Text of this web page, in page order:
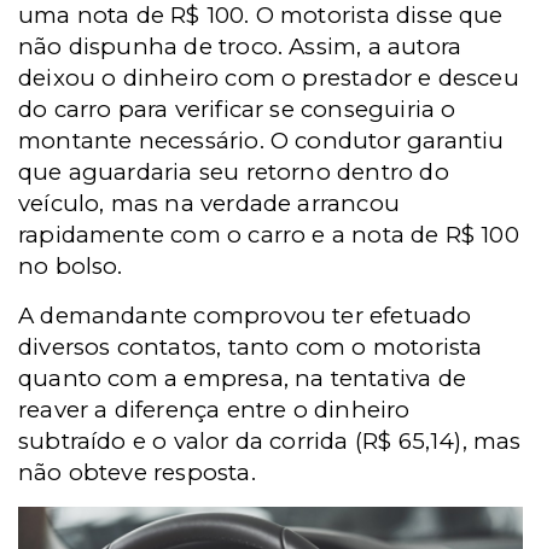
uma nota de R$ 100. O motorista disse que
não dispunha de troco. Assim, a autora
deixou o dinheiro com o prestador e desceu
do carro para verificar se conseguiria o
montante necessário. O condutor garantiu
que aguardaria seu retorno dentro do
veículo, mas na verdade arrancou
rapidamente com o carro e a nota de R$ 100
no bolso.
A demandante comprovou ter efetuado
diversos contatos, tanto com o motorista
quanto com a empresa, na tentativa de
reaver a diferença entre o dinheiro
subtraído e o valor da corrida (R$ 65,14), mas
não obteve resposta.